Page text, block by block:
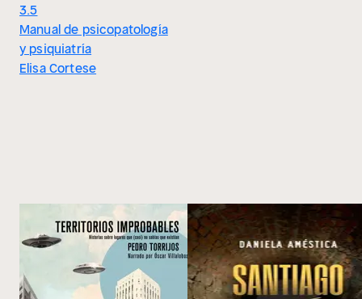
3.5
Manual de psicopatología
y psiquiatría
Elisa Cortese